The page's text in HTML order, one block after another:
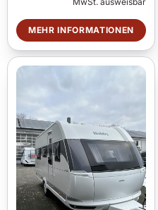
MEHR INFORMATIONEN